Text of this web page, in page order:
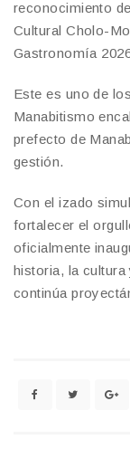
reconocimiento
Cultural Cholo-
Gastronomía
Este es uno de
Manabitismo
prefecto de
gestión.
Con el izado
fortalecer el
oficialmente
historia, la cultura
continúa